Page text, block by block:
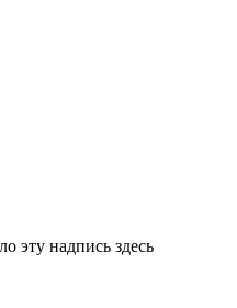
эту надпись здесь